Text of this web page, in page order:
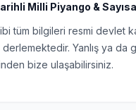
Milli Piyango &
tüm bilgileri resmi devlet
Yanlış ya
bize ulaşabilirsiniz.